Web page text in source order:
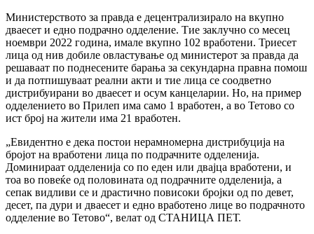
Министерството за правда е децентрализирало на вкупно
дваесет и едно подрачно одделение. Тие заклучно со месец
ноември 2022 година, имале вкупно 102 вработени. Триесет
лица од нив добиле овластување од министерот за правда да
решаваат по поднесените барања за секундарна правна помош
и да потпишуваат реални акти и тие лица се соодветно
дистрибуирани во дваесет и осум канцеларии. Но, на пример
одделението во Прилеп има само 1 вработен, а во Тетово со
ист број на жители има 21 вработен.
„Евидентно е дека постои нерамномерна дистрибуција на
бројот на вработени лица по подрачните одделенија.
Доминираат одделенија со по еден или двајца вработени, и
тоа во повеќе од половината од подрачните одделенија, а
сепак видливи се и драстично повисоки бројки од по девет,
десет, па дури и дваесет и едно вработено лице во подрачното
одделение во Тетово“, велат од СТАНИЦА ПЕТ.